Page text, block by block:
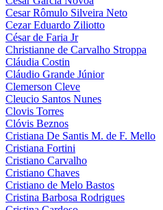
Cesar Rômulo Silveira Neto
Cezar Eduardo Ziliotto
César de Faria Jr
Christianne de Carvalho Stroppa
Cláudia Costin
Cláudio Grande Júnior
Clemerson Cleve
Cleucio Santos Nunes
Clovis Torres
Clóvis Beznos
Cristiana De Santis M. de F. Mello
Cristiana Fortini
Cristiano Carvalho
Cristiano Chaves
Cristiano de Melo Bastos
Cristina Barbosa Rodrigues